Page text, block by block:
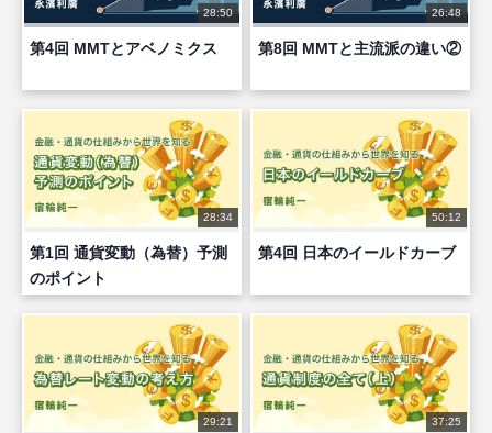
28:50
第4回 MMTとアベノミクス
26:48
第8回 MMTと主流派の違い②
28:34
第1回 通貨変動（為替）予測
のポイント
50:12
第4回 日本のイールドカーブ
29:21 37:25